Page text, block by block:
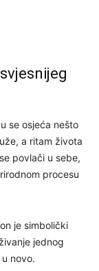
se osjeća nešto
a ritam života
povlači u sebe,
procesu
je simbolički
jednog
novo.